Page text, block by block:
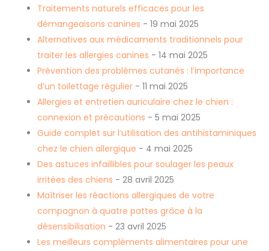
Traitements naturels efficaces pour les
démangeaisons canines - 19 mai 2025
Alternatives aux médicaments traditionnels pour
traiter les allergies canines - 14 mai 2025
Prévention des problèmes cutanés : l’importance
d’un toilettage régulier - 11 mai 2025
Allergies et entretien auriculaire chez le chien :
connexion et précautions - 5 mai 2025
Guide complet sur l’utilisation des antihistaminiques
chez le chien allergique - 4 mai 2025
Des astuces infaillibles pour soulager les peaux
irritées des chiens - 28 avril 2025
Maîtriser les réactions allergiques de votre
compagnon à quatre pattes grâce à la
désensibilisation - 23 avril 2025
Les meilleurs compléments alimentaires pour une